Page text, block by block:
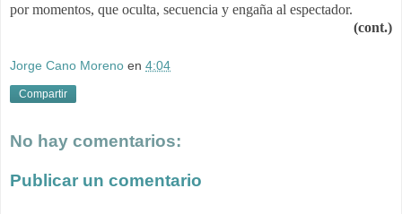
por momentos, que oculta, secuencia y engaña al espectador.
(cont.)
Jorge Cano Moreno en 4:04
Compartir
No hay comentarios:
Publicar un comentario